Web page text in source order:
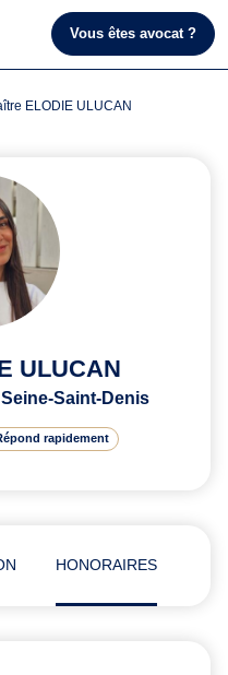
Vous êtes avocat ?
ELODIE ULUCAN
ULUCAN
Saint-Denis
rapidement
HONORAIRES